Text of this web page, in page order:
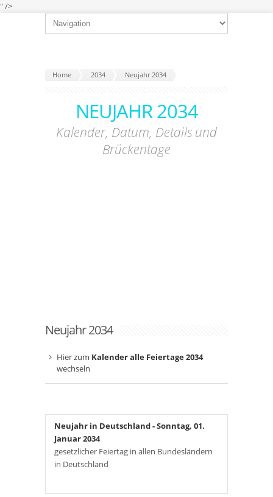
" />
Home 2034 Neujahr 2034
NEUJAHR 2034
Kalender, Datum, Details und
Brückentage
Neujahr 2034
Hier zum Kalender alle Feiertage 2034
wechseln
Neujahr in Deutschland- Sonntag, 01.
Januar 2034
gesetzlicher Feiertag in allen Bundesländern
in Deutschland